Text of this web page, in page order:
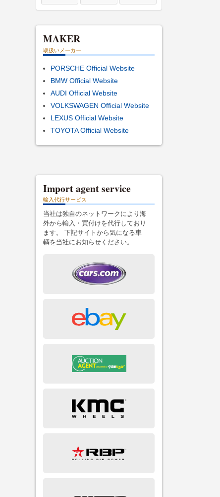
MAKER
取扱いメーカー
PORSCHE Official Website
BMW Official Website
AUDI Official Website
VOLKSWAGEN Official Website
LEXUS Official Website
TOYOTA Official Website
Import agent service
輸入代行サービス
当社は独自のネットワークにより海
外から輸入・買付けを代行しており
ます。 下記サイトから気になる車
輌を当社にお知らせください。